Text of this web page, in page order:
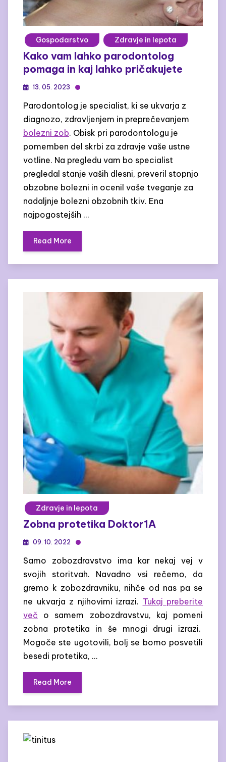
Gospodarstvo Zdravje in lepota
Kako vam lahko parodontolog
pomaga in kaj lahko pričakujete
13. 05. 2023
Parodontolog je specialist, ki se ukvarja z
diagnozo, zdravljenjem in preprečevanjem
bolezni zob. Obisk pri parodontologu je
pomemben del skrbi za zdravje vaše ustne
votline. Na pregledu vam bo specialist
pregledal stanje vaših dlesni, preveril stopnjo
obzobne bolezni in ocenil vaše tveganje za
nadaljnje bolezni obzobnih tkiv. Ena
najpogostejših …
Read More
Zdravje in lepota
Zobna protetika Doktor1A
09. 10. 2022
Samo zobozdravstvo ima kar nekaj vej v
svojih storitvah. Navadno vsi rečemo, da
gremo k zobozdravniku, nihče od nas pa se
ne ukvarja z njihovimi izrazi. Tukaj preberite
več o samem zobozdravstvu, kaj pomeni
zobna protetika in še mnogi drugi izrazi.
Mogoče ste ugotovili, bolj se bomo posvetili
besedi protetika, …
Read More